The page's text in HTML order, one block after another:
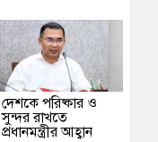
দেশকে পরিষ্কার ও
সুন্দর রাখতে
প্রধানমন্ত্রীর আহ্বান